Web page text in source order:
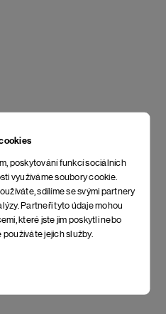
poskytování funkcí sociálních
využíváme soubory cookie.
sdílíme se svými partnery
Partneři tyto údaje mohou
které jste jim poskytli nebo
jejich služby.